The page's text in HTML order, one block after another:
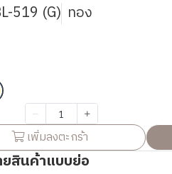
519 (G) ทอง
เพิ่มลงตะกร้า
สินค้าแบบย่อ